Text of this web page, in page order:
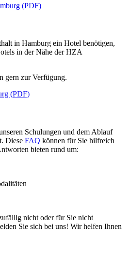
(PDF)
in Hamburg ein Hotel benötigen,
in der Nähe der HZA
gern zur Verfügung.
(PDF)
Schulungen und dem Ablauf
Diese FAQ können für Sie hilfreich
bieten rund um:
nicht oder für Sie nicht
Sie sich bei uns! Wir helfen Ihnen